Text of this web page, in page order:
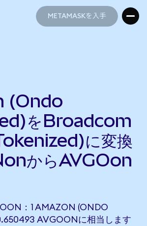
METAMASKを入手
(Ondo
をBroadcom
に変換
からAVGOon
：1 AMAZON (ONDO
AVGOONに相当します